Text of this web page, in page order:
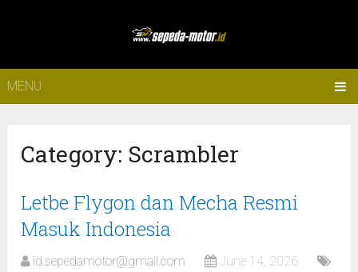
MENU
Category: Scrambler
Letbe Flygon dan Mecha Resmi
Masuk Indonesia
id.sepedamotor@gmail.com
June 14, 2026